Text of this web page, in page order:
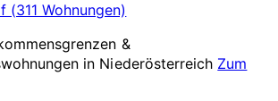
(311 Wohnungen)
&
in Niederösterreich Zum